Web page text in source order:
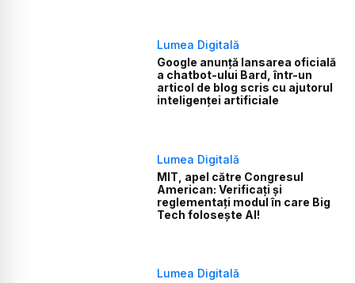
Lumea Digitală
Google anunță lansarea oficială
a chatbot-ului Bard, într-un
articol de blog scris cu ajutorul
inteligenței artificiale
Lumea Digitală
MIT, apel către Congresul
American: Verificați și
reglementați modul în care Big
Tech folosește AI!
Lumea Digitală